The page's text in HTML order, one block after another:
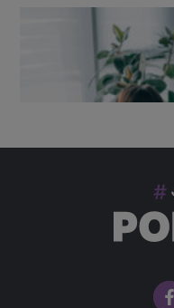
Výpověď ze
zaměstnavatele